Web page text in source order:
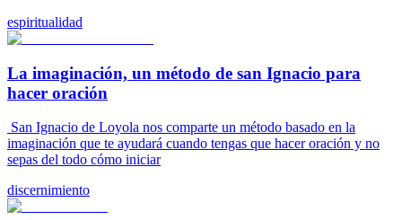
espiritualidad
La imaginación, un método de san Ignacio para
hacer oración
San Ignacio de Loyola nos comparte un método basado en la
imaginación que te ayudará cuando tengas que hacer oración y no
sepas del todo cómo iniciar
discernimiento